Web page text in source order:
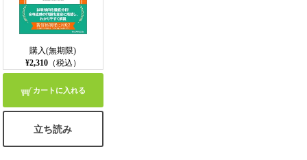
購入(無期限)
¥2,310（税込）
カートに入れる
立ち読み